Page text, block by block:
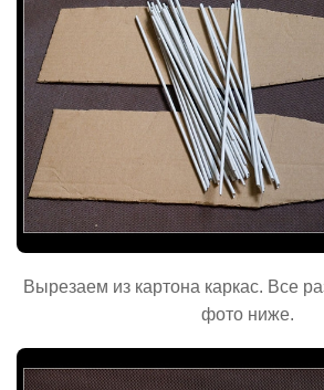
Вырезаем из картона каркас. Все
фото ниже.